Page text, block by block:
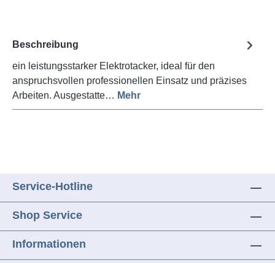
Beschreibung
ein leistungsstarker Elektrotacker, ideal für den
anspruchsvollen professionellen Einsatz und präzises
Arbeiten. Ausgestatte… Mehr
Service-Hotline
Shop Service
Informationen